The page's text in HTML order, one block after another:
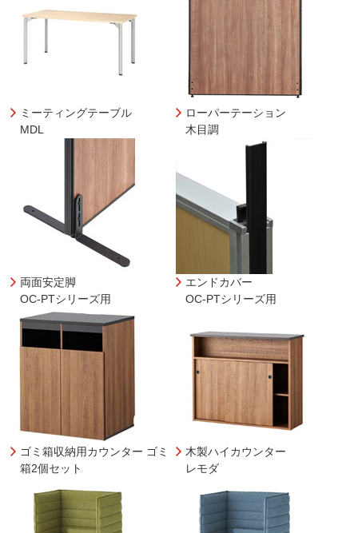
ミーティングテーブル
MDL
ローパーテーション
木目調
両面安定脚
OC-PTシリーズ用
エンドカバー
OC-PTシリーズ用
ゴミ箱収納用カウンター ゴミ
箱2個セット
木製ハイカウンター
レモダ